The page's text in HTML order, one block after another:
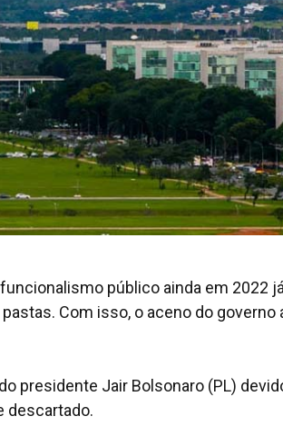
público ainda em 2022
Com isso, o aceno do governo
presidente Jair Bolsonaro (PL)
descartado.